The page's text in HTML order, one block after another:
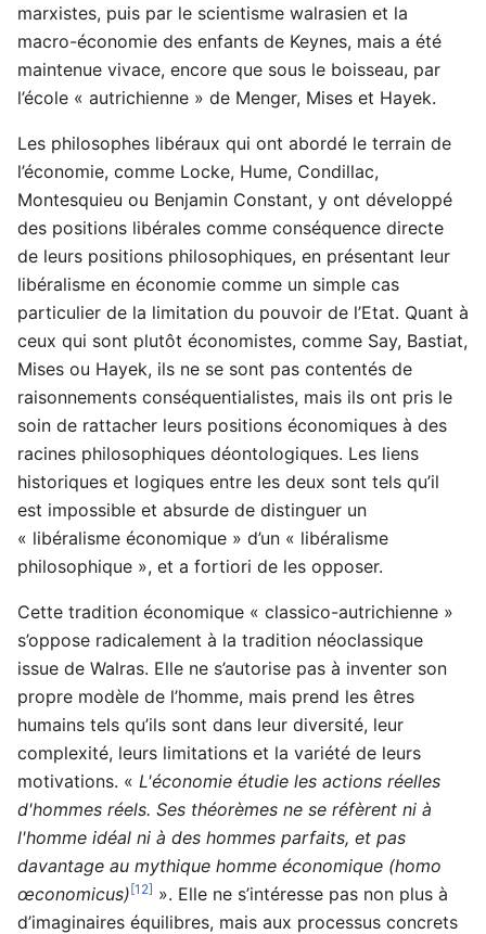
marxistes, puis par le scientisme walrasien et la
macro-économie des enfants de Keynes, mais a été
maintenue vivace, encore que sous le boisseau, par
l’école « autrichienne » de Menger, Mises et Hayek.
Les philosophes libéraux qui ont abordé le terrain de
l’économie, comme Locke, Hume, Condillac,
Montesquieu ou Benjamin Constant, y ont développé
des positions libérales comme conséquence directe
de leurs positions philosophiques, en présentant leur
libéralisme en économie comme un simple cas
particulier de la limitation du pouvoir de l’Etat. Quant à
ceux qui sont plutôt économistes, comme Say, Bastiat,
Mises ou Hayek, ils ne se sont pas contentés de
raisonnements conséquentialistes, mais ils ont pris le
soin de rattacher leurs positions économiques à des
racines philosophiques déontologiques. Les liens
historiques et logiques entre les deux sont tels qu’il
est impossible et absurde de distinguer un
« libéralisme économique » d’un « libéralisme
philosophique », et a fortiori de les opposer.
Cette tradition économique « classico-autrichienne »
s’oppose radicalement à la tradition néoclassique
issue de Walras. Elle ne s’autorise pas à inventer son
propre modèle de l’homme, mais prend les êtres
humains tels qu’ils sont dans leur diversité, leur
complexité, leurs limitations et la variété de leurs
motivations. « L'économie étudie les actions réelles
d'hommes réels. Ses théorèmes ne se réfèrent ni à
l'homme idéal ni à des hommes parfaits, et pas
davantage au mythique homme économique (homo
œconomicus)[12] ». Elle ne s’intéresse pas non plus à
d’imaginaires équilibres, mais aux processus concrets